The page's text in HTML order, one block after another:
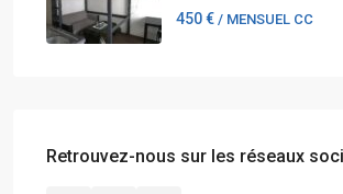
450 € / MENSUEL CC
Retrouvez-nous sur les réseaux